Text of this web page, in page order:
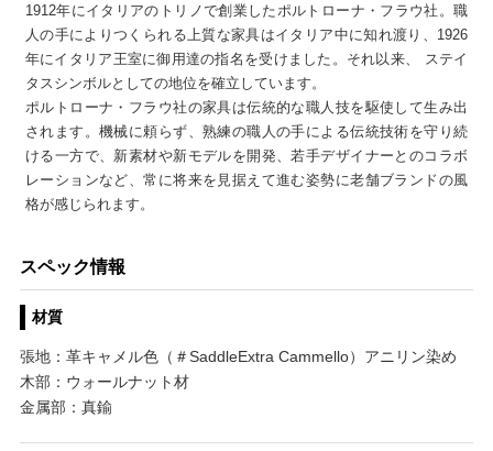
1912年にイタリアのトリノで創業したポルトローナ・フラウ社。職
人の手によりつくられる上質な家具はイタリア中に知れ渡り、1926
年にイタリア王室に御用達の指名を受けました。それ以来、 ステイ
タスシンボルとしての地位を確立しています。
ポルトローナ・フラウ社の家具は伝統的な職人技を駆使して生み出
されます。機械に頼らず、熟練の職人の手による伝統技術を守り続
ける一方で、新素材や新モデルを開発、若手デザイナーとのコラボ
レーションなど、常に将来を見据えて進む姿勢に老舗ブランドの風
格が感じられます。
スペック情報
材質
張地：革キャメル色（＃SaddleExtra Cammello）アニリン染め
木部：ウォールナット材
金属部：真鍮